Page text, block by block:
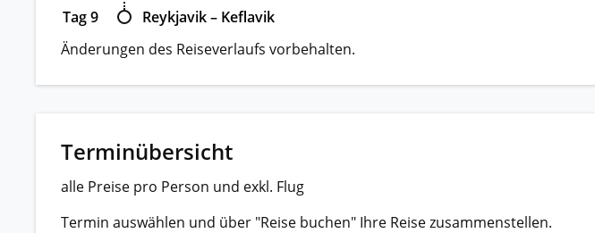
Tag 9
Reykjavik – Keflavik
Änderungen des Reiseverlaufs vorbehalten.
Terminübersicht
alle Preise pro Person und exkl. Flug
Termin auswählen und über "Reise buchen" Ihre Reise zusammenstellen.